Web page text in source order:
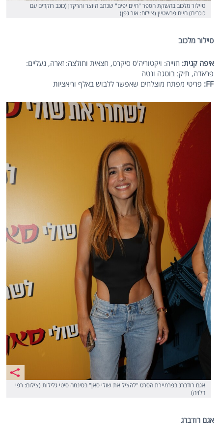
טיילור מלכוב בהשקת הספר "חיים יפים" שכתב היוצר והרקדן (כוכב רוקדים עם
כוכבים) חיים פרשטיין (צילום: אור גפן)
טיילור מלכוב
איפה קנית: חזייה: ויקטוריה'ס סיקרט, חצאית וחולצה: זארה, נעליים:
פראדה, תיק: בוטגה ונטה
FF
: פריטי מפתח מוצלחים שאפשר ללבוש באלף וריאציות
אגם רודברג בפרמיירת הסרט "להציל את שולי סאן" בסינמה סיטי גלילות (צילום: רפי
דלויה)
אגם רודברג